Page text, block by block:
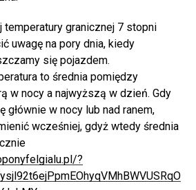
temperatury granicznej 7 stopni
uwagę na pory dnia, kiedy
się pojazdem.
to średnia pomiędzy
w nocy a najwyższą w dzień. Gdy
głównie w nocy lub nad ranem,
wcześniej, gdyż wtedy średnia
?